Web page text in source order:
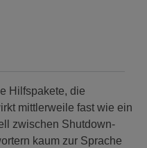
Hilfspakete, die
mittlerweile fast wie ein
zwischen Shutdown-
kaum zur Sprache